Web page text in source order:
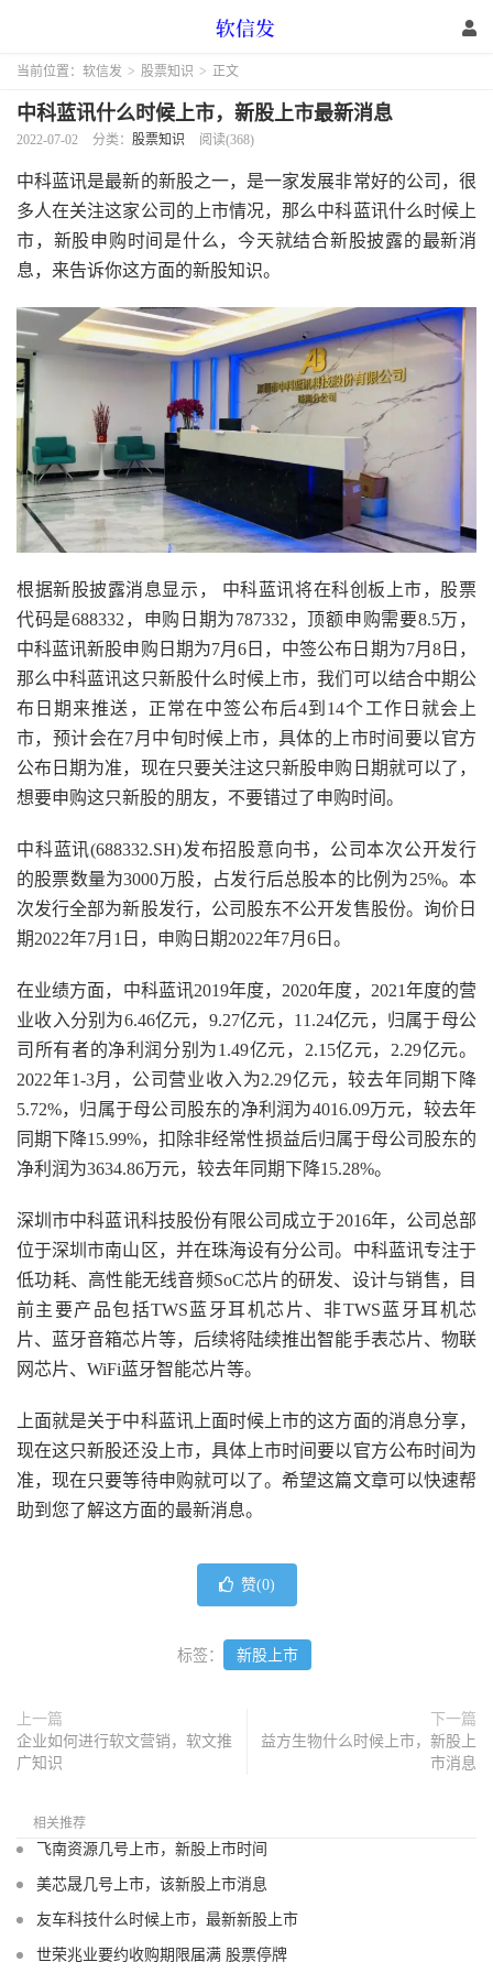
当前位置： 软信发 > 股票知识 > 正文
中科蓝讯什么时候上市，新股上市最新消息
2022-07-02 分类： 股票知识 阅读(368)
中科蓝讯是最新的新股之一，是一家发展非常好的公司，很
多人在关注这家公司的上市情况，那么中科蓝讯什么时候上
市，新股申购时间是什么，今天就结合新股披露的最新消
息，来告诉你这方面的新股知识。
根据新股披露消息显示， 中科蓝讯将在科创板上市，股票
代码是688332，申购日期为787332，顶额申购需要8.5万，
中科蓝讯新股申购日期为7月6日，中签公布日期为7月8日，
那么中科蓝讯这只新股什么时候上市，我们可以结合中期公
布日期来推送，正常在中签公布后4到14个工作日就会上
市，预计会在7月中旬时候上市，具体的上市时间要以官方
公布日期为准，现在只要关注这只新股申购日期就可以了，
想要申购这只新股的朋友，不要错过了申购时间。
中科蓝讯(688332.SH)发布招股意向书，公司本次公开发行
的股票数量为3000万股，占发行后总股本的比例为25%。本
次发行全部为新股发行，公司股东不公开发售股份。询价日
期2022年7月1日，申购日期2022年7月6日。
在业绩方面，中科蓝讯2019年度，2020年度，2021年度的营
业收入分别为6.46亿元，9.27亿元，11.24亿元，归属于母公
司所有者的净利润分别为1.49亿元，2.15亿元，2.29亿元。
2022年1-3月，公司营业收入为2.29亿元，较去年同期下降
5.72%，归属于母公司股东的净利润为4016.09万元，较去年
同期下降15.99%，扣除非经常性损益后归属于母公司股东的
净利润为3634.86万元，较去年同期下降15.28%。
深圳市中科蓝讯科技股份有限公司成立于2016年，公司总部
位于深圳市南山区，并在珠海设有分公司。中科蓝讯专注于
低功耗、高性能无线音频SoC芯片的研发、设计与销售，目
前主要产品包括TWS蓝牙耳机芯片、非TWS蓝牙耳机芯
片、蓝牙音箱芯片等，后续将陆续推出智能手表芯片、物联
网芯片、WiFi蓝牙智能芯片等。
上面就是关于中科蓝讯上面时候上市的这方面的消息分享，
现在这只新股还没上市，具体上市时间要以官方公布时间为
准，现在只要等待申购就可以了。希望这篇文章可以快速帮
助到您了解这方面的最新消息。
赞(0)
标签： 新股上市
上一篇
企业如何进行软文营销，软文推
广知识
下一篇
益方生物什么时候上市，新股上
市消息
相关推荐
飞南资源几号上市，新股上市时间
美芯晟几号上市，该新股上市消息
友车科技什么时候上市，最新新股上市
世荣兆业要约收购期限届满 股票停牌